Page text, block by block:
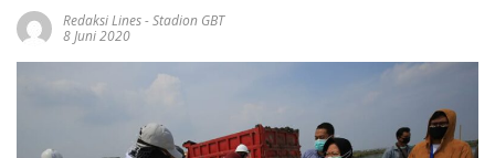
Redaksi Lines-Stadion GBT
8 Juni 2020